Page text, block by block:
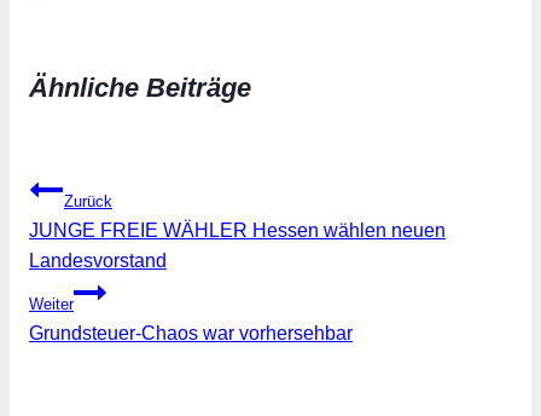
Ähnliche Beiträge
Beitragsnavigation
Zurück
JUNGE FREIE WÄHLER Hessen wählen neuen
Landesvorstand
Weiter
Grundsteuer-Chaos war vorhersehbar